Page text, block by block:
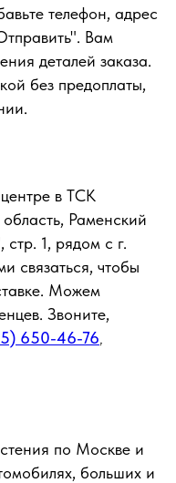
телефон, адрес
Вам
деталей заказа.
без предоплаты,
в ТСК
Раменский
1, рядом с г.
связаться, чтобы
Можем
Звоните,
650-46-76,
по Москве и
больших и